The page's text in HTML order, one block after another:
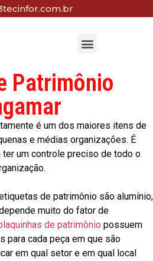
Patrimônio
é um dos maiores itens de
e médias organizações. É
um controle preciso de todo o
de patrimônio são alumínio,
muito do fator de
de patrimônio possuem
para cada peça em que são
em qual setor e em qual local